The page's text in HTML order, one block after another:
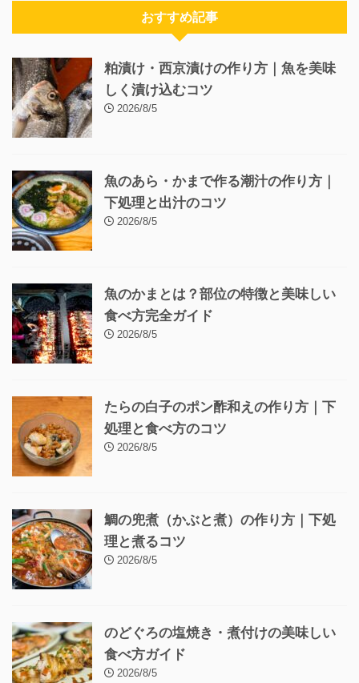
おすすめ記事
粕漬け・西京漬けの作り方｜魚を美味
しく漬け込むコツ
2026/8/5
魚のあら・かまで作る潮汁の作り方｜
下処理と出汁のコツ
2026/8/5
魚のかまとは？部位の特徴と美味しい
食べ方完全ガイド
2026/8/5
たらの白子のポン酢和えの作り方｜下
処理と食べ方のコツ
2026/8/5
鯛の兜煮（かぶと煮）の作り方｜下処
理と煮るコツ
2026/8/5
のどぐろの塩焼き・煮付けの美味しい
食べ方ガイド
2026/8/5